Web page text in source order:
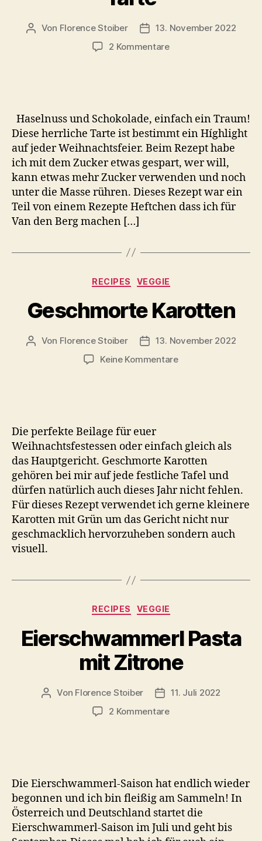
Beitragsautor
Von Florence Stoiber Veröffentlichungsdatum
13. November 2022
2 Kommentarezu
Haselnuss und Schokolade, einfach ein Traum!
Diese herrliche Tarte ist bestimmt ein Híghlight
auf jeder Weihnachtsfeier. Beim Rezept habe
ich mit dem Zucker etwas gespart, wer will,
kann etwas mehr Zucker verwenden und noch
unter die Masse rühren. Dieses Rezept war ein
Teil von einem Rezepte Heftchen dass ich für
Van den Berg machen […]
Kategorien
RECIPES VEGGIE
Geschmorte Karotten
Beitragsautor
Von Florence Stoiber Veröffentlichungsdatum
13. November 2022
Keine Kommentarezu
Die perfekte Beilage für euer
Weihnachtsfestessen oder einfach gleich als
das Hauptgericht. Geschmorte Karotten
gehören bei mir auf jede festliche Tafel und
dürfen natürlich auch dieses Jahr nicht fehlen.
Für dieses Rezept verwendet ich gerne kleinere
Karotten mit Grün um das Gericht nicht nur
geschmacklich hervorzuheben sondern auch
visuell.
Kategorien
RECIPES VEGGIE
Eierschwammerl Pasta
mit Zitrone
Beitragsautor
Von Florence Stoiber Veröffentlichungsdatum
11. Juli 2022
2 Kommentarezu
Die Eierschwammerl-Saison hat endlich wieder
begonnen und ich bin fleißig am Sammeln! In
Österreich und Deutschland startet die
Eierschwammerl-Saison im Juli und geht bis